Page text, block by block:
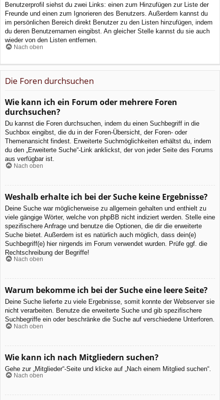
Benutzerprofil siehst du zwei Links: einen zum Hinzufügen zur Liste der
Freunde und einen zum Ignorieren des Benutzers. Außerdem kannst du
im persönlichen Bereich direkt Benutzer zu den Listen hinzufügen, indem
du deren Benutzernamen eingibst. An gleicher Stelle kannst du sie auch
wieder von den Listen entfernen.
Nach oben
Die Foren durchsuchen
Wie kann ich ein Forum oder mehrere Foren
durchsuchen?
Du kannst die Foren durchsuchen, indem du einen Suchbegriff in die
Suchbox eingibst, die du in der Foren-Übersicht, der Foren- oder
Themenansicht findest. Erweiterte Suchmöglichkeiten erhältst du, indem
du den „Erweiterte Suche“-Link anklickst, der von jeder Seite des Forums
aus verfügbar ist.
Nach oben
Weshalb erhalte ich bei der Suche keine Ergebnisse?
Deine Suche war möglicherweise zu allgemein gehalten und enthielt zu
viele gängige Wörter, welche von phpBB nicht indiziert werden. Stelle eine
spezifischere Anfrage und benutze die Optionen, die dir die erweiterte
Suche bietet. Außerdem ist es natürlich auch möglich, dass dein(e)
Suchbegriff(e) hier nirgends im Forum verwendet wurden. Prüfe ggf. die
Rechtschreibung der Begriffe!
Nach oben
Warum bekomme ich bei der Suche eine leere Seite?
Deine Suche lieferte zu viele Ergebnisse, somit konnte der Webserver sie
nicht verarbeiten. Benutze die erweiterte Suche und gib spezifischere
Suchbegriffe ein oder beschränke die Suche auf verschiedene Unterforen.
Nach oben
Wie kann ich nach Mitgliedern suchen?
Gehe zur „Mitglieder“-Seite und klicke auf „Nach einem Mitglied suchen“.
Nach oben